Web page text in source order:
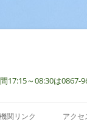
～08:30は0867-
関リンク アクセ